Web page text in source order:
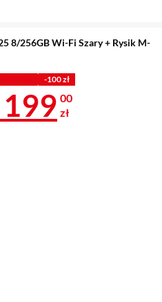
8/256GB Wi-Fi Szary + Rysik M-
-100 zł
1 199 zł
00
zł